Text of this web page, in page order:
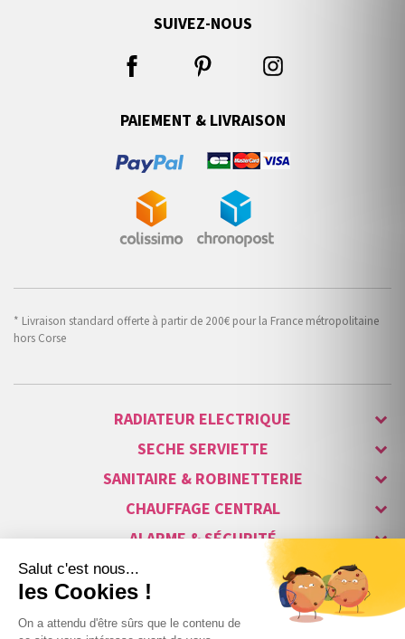
SUIVEZ-NOUS
PAIEMENT & LIVRAISON
* Livraison standard offerte à partir de 200€ pour la France métropolitaine
hors Corse
RADIATEUR ELECTRIQUE
SECHE SERVIETTE
SANITAIRE & ROBINETTERIE
CHAUFFAGE CENTRAL
ALARME & SÉCURITÉ
MAISON CONNECTÉE
VISIOPHONE & INTERPHONE
LUMINAIRES & ECLAIRAGE